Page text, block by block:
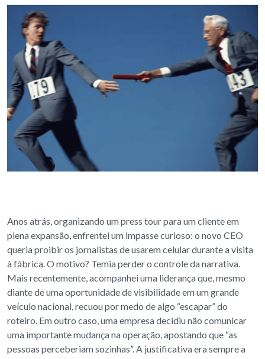
Anos atrás, organizando um press tour para um cliente em
plena expansão, enfrentei um impasse curioso: o novo CEO
queria proibir os jornalistas de usarem celular durante a visita
à fábrica. O motivo? Temia perder o controle da narrativa.
Mais recentemente, acompanhei uma liderança que, mesmo
diante de uma oportunidade de visibilidade em um grande
veículo nacional, recuou por medo de algo “escapar” do
roteiro. Em outro caso, uma empresa decidiu não comunicar
uma importante mudança na operação, apostando que “as
pessoas perceberiam sozinhas”. A justificativa era sempre a